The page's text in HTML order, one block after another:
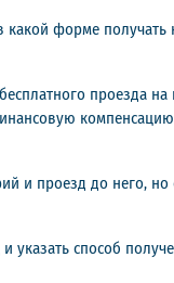
форме получать
проезда
и проезд до него, но
способ